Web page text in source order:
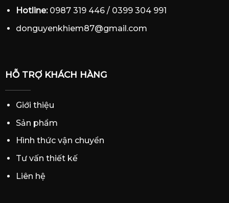
Hotline:0987 319 446 / 0399 304 991
donguyenkhiem87@gmail.com
HỖ TRỢ KHÁCH HÀNG
Giới thiệu
Sản phẩm
Hình thức vận chuyển
Tư vấn thiết kế
Liên hệ